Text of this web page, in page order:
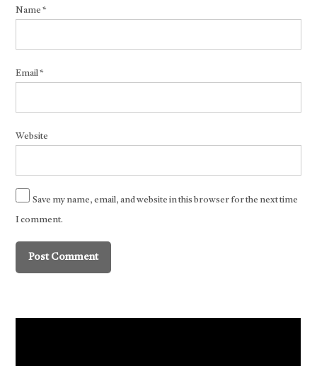
Name*
Email*
Website
Save my name, email, and website in this browser for the next time
I comment.